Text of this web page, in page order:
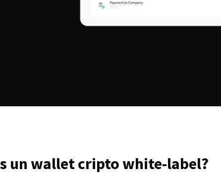
un wallet cripto white-label?